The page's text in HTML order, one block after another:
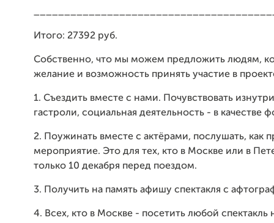
Итого: 27392 руб.
Собственно, что мы можем предложить людям,
желание и возможность принять участие в
1. Съездить вместе с нами. Почувствовать
гастроли, социальная деятельность - в качестве
2. Поужинать вместе с актёрами, послушать, как
мероприятие. Это для тех, кто в Москве или в
только 10 декабря перед поездом.
3. Получить на память афишу спектакля с
4. Всех, кто в Москве - посетить любой спектакль